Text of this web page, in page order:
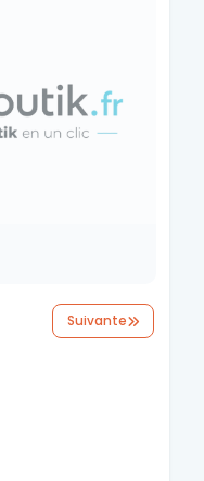
Suivante